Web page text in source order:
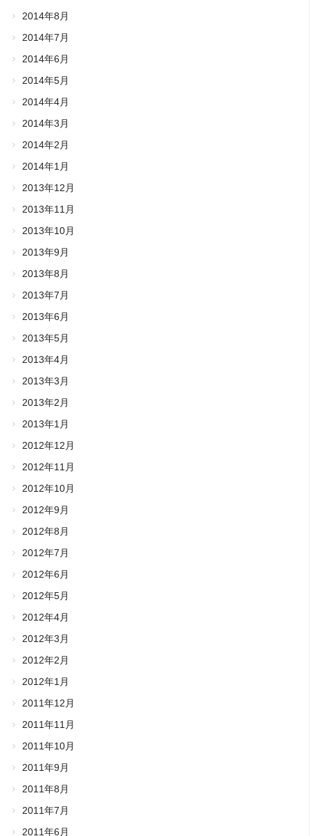
2014年8月
2014年7月
2014年6月
2014年5月
2014年4月
2014年3月
2014年2月
2014年1月
2013年12月
2013年11月
2013年10月
2013年9月
2013年8月
2013年7月
2013年6月
2013年5月
2013年4月
2013年3月
2013年2月
2013年1月
2012年12月
2012年11月
2012年10月
2012年9月
2012年8月
2012年7月
2012年6月
2012年5月
2012年4月
2012年3月
2012年2月
2012年1月
2011年12月
2011年11月
2011年10月
2011年9月
2011年8月
2011年7月
2011年6月